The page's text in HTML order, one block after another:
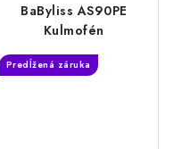
BaByliss AS90PE
Kulmofén
Predĺžená záruka